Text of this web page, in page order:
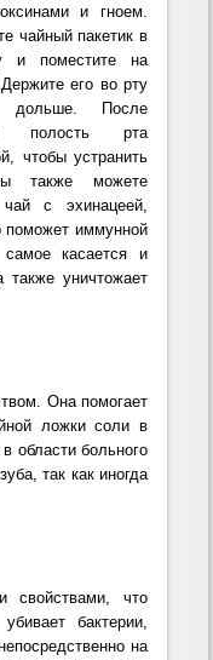
и гноем.
чайный пакетик в
и поместите на
его во рту
дольше. После
полость рта
чтобы устранить
также можете
чай с эхинацеей,
поможет иммунной
касается и
уничтожает
Она помогает
ложки соли в
области больного
так как иногда
свойствами, что
бактерии,
на